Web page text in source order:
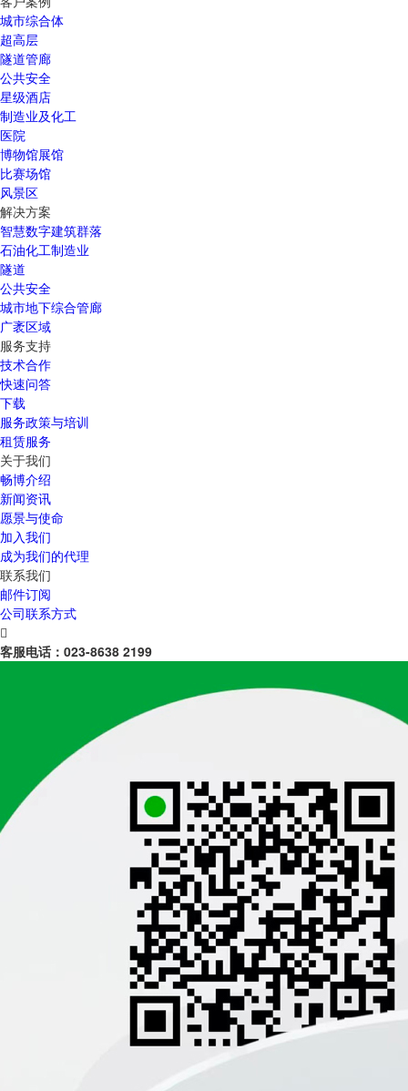
城市综合体
超高层
隧道管廊
公共安全
星级酒店
制造业及化工
医院
博物馆展馆
比赛场馆
风景区
解决方案
智慧数字建筑群落
石油化工制造业
隧道
公共安全
城市地下综合管廊
广袤区域
服务支持
技术合作
快速问答
下载
服务政策与培训
租赁服务
关于我们
畅博介绍
新闻资讯
愿景与使命
加入我们
成为我们的代理
联系我们
邮件订阅
公司联系方式

客服电话： 023-8638 2199